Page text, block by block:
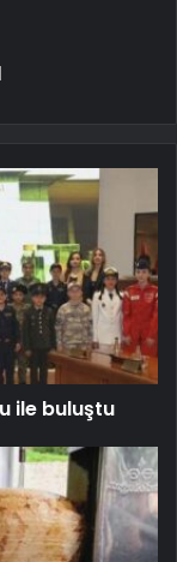
ile buluştu